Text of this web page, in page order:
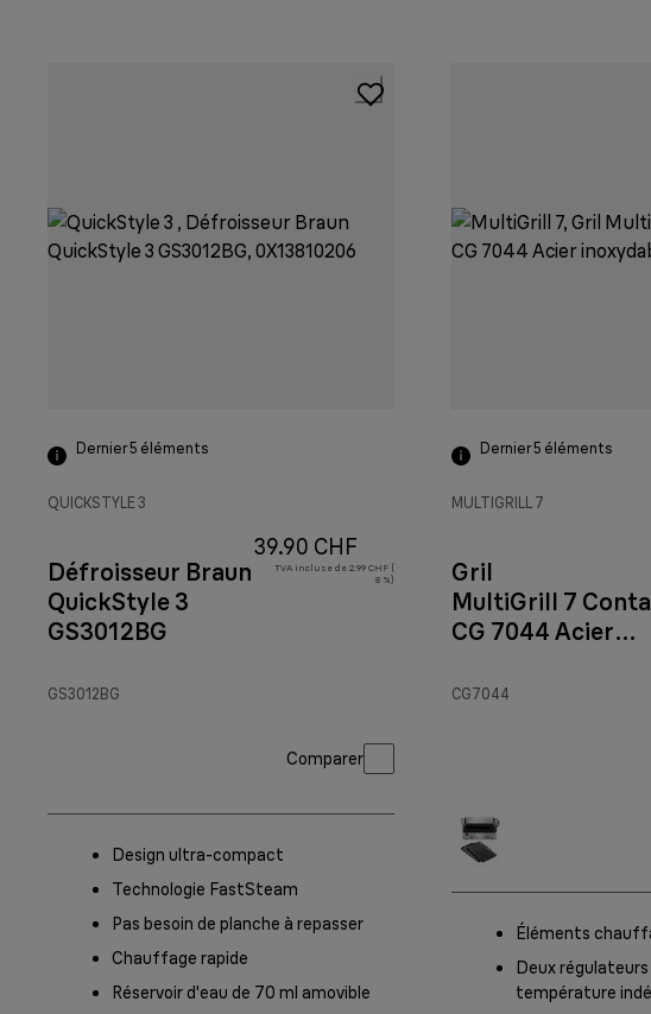
Dernier 5 éléments
QUICKSTYLE 3
Défroisseur Braun
QuickStyle 3
GS3012BG
GS3012BG
39.90 CHF
TVA incluse de 2.99 CHF (
8 %)
Comparer
Design ultra-compact
Technologie FastSteam
Pas besoin de planche à repasser
Chauffage rapide
Réservoir d'eau de 70 ml amovible
Dernier 5 éléments
MULTIGRILL 7
Gril
MultiGrill 7
CG 7044 Acier
CG7044
Éléments
Deux
température